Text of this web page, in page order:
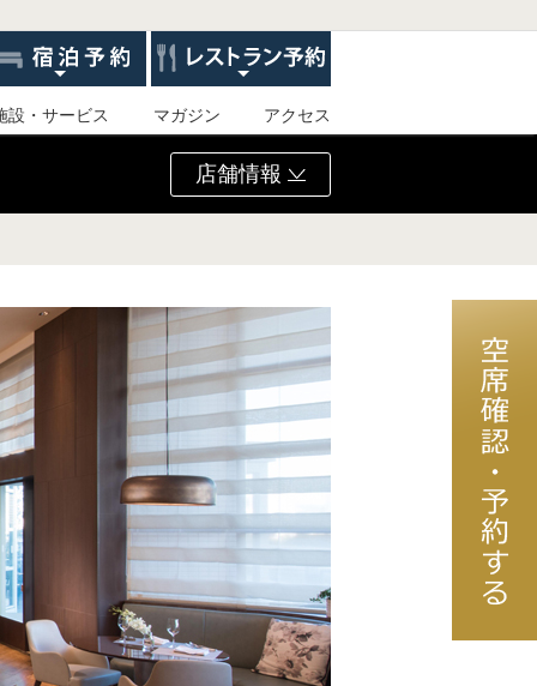
設・サービス マガジン アクセス
店舗情報